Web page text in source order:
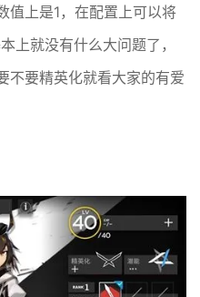
值上是1，在配置上可以将
上就没有什么大问题了，
不要精英化就看大家的有爱